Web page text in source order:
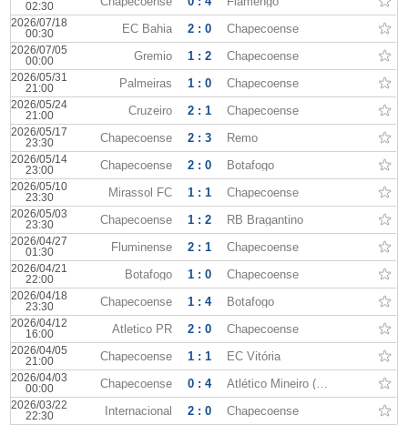
02:30
2026/07/18
00:30
EC Bahia 2 : 0 Chapecoense
2026/07/05
00:00
Gremio 1 : 2 Chapecoense
2026/05/31
21:00
Palmeiras 1 : 0 Chapecoense
2026/05/24
21:00
Cruzeiro 2 : 1 Chapecoense
2026/05/17
23:30
Chapecoense 2 : 3 Remo
2026/05/14
23:00
Chapecoense 2 : 0 Botafogo
2026/05/10
23:30
Mirassol FC 1 : 1 Chapecoense
2026/05/03
23:30
Chapecoense 1 : 2 RB Bragantino
2026/04/27
01:30
Fluminense 2 : 1 Chapecoense
2026/04/21
22:00
Botafogo 1 : 0 Chapecoense
2026/04/18
23:30
Chapecoense 1 : 4 Botafogo
2026/04/12
16:00
Atletico PR 2 : 0 Chapecoense
2026/04/05
21:00
Chapecoense 1 : 1 EC Vitória
2026/04/03
00:00
Chapecoense 0 : 4 Atlético Mineiro (MG)
2026/03/22
22:30
Internacional 2 : 0 Chapecoense